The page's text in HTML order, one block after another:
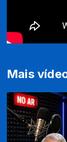
Mais